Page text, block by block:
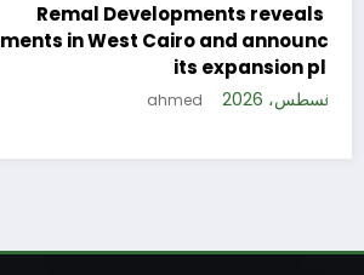
Remal Developments reveals its
in West Cairo and announces
its expansion plan
5 أغسطس، 2026 ahmed